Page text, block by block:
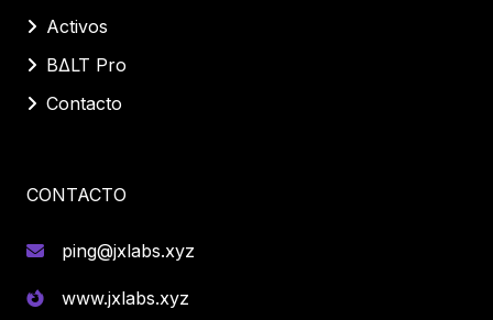
Activos
BΔLT Pro
Contacto
CONTACTO
ping@jxlabs.xyz
www.jxlabs.xyz